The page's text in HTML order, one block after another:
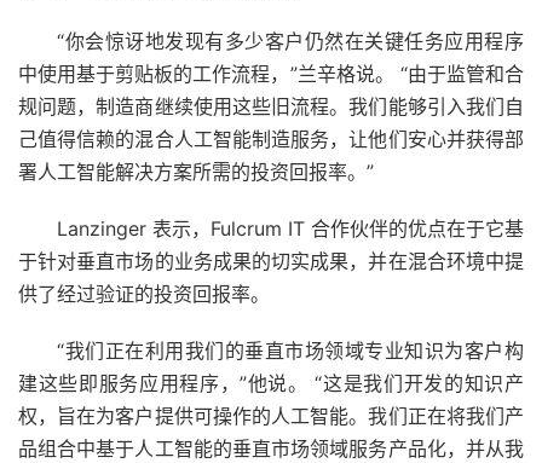
“你会惊讶地发现有多少客户仍然在关键任务应用程序
中使用基于剪贴板的工作流程，”兰辛格说。 “由于监管和合
规问题，制造商继续使用这些旧流程。我们能够引入我们自
己值得信赖的混合人工智能制造服务，让他们安心并获得部
署人工智能解决方案所需的投资回报率。”
Lanzinger 表示，Fulcrum IT 合作伙伴的优点在于它基
于针对垂直市场的业务成果的切实成果，并在混合环境中提
供了经过验证的投资回报率。
“我们正在利用我们的垂直市场领域专业知识为客户构
建这些即服务应用程序，”他说。 “这是我们开发的知识产
权，旨在为客户提供可操作的人工智能。我们正在将我们产
品组合中基于人工智能的垂直市场领域服务产品化，并从我